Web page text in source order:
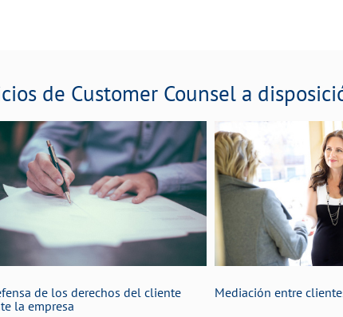
de Customer Counsel a
de los derechos del cliente
la empresa
Mediación entre